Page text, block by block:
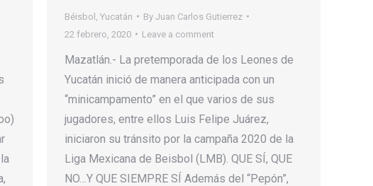
Béisbol Yucatán By Juan Carlos Gutierrez
22 febrero, 2020
Leave a comment
Mazatlán.- La pretemporada de los Leones de
Yucatán inició de manera anticipada con un
“minicampamento” en el que varios de sus
jugadores, entre ellos Luis Felipe Juárez,
iniciaron su tránsito por la campaña 2020 de la
Liga Mexicana de Beisbol (LMB). QUE SÍ, QUE
NO…Y QUE SIEMPRE SÍ Además del “Pepón”,